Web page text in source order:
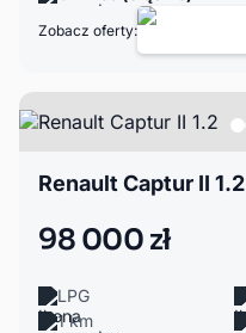
Zobacz oferty:
Renault Captur II 1.2
98 000 zł
LPG
1 km